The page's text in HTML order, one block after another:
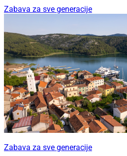
Zabava za sve generacije
Zabava za sve generacije